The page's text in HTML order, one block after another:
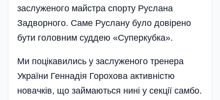
заслуженого майстра спорту Руслана
Задворного. Саме Руслану було довірено
бути головним суддею «Суперкубка».
Ми поцікавились у заслуженого тренера
України Геннадія Горохова активністю
новачків, що займаються нині у секції самбо.